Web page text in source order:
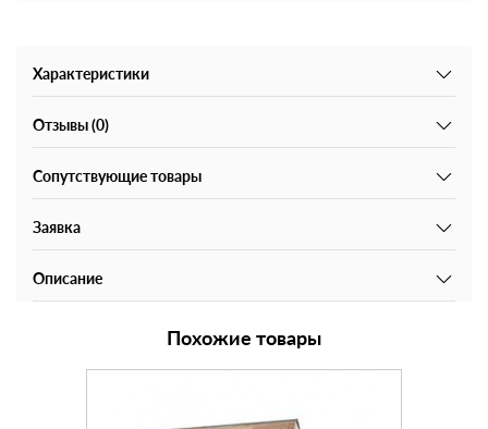
Характеристики
Отзывы (0)
Сопутствующие товары
Заявка
Описание
Похожие товары